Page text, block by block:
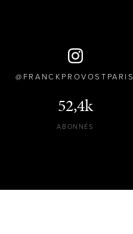
FRANCKPROVOSTPARIS
52,4k
ABONNÉS